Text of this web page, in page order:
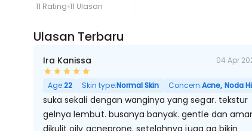
11 Rating 11 Ulasan
Ulasan Terbaru
Ira Kanissa 04 Apr
Age:22 Skin type:Normal Skin Concern:Acne, Noda
suka sekali dengan wanginya yang segar. tekstur
gelnya lembut. busanya banyak. gentle dan
dikulit oily acneprone. setelahnya juga ga bikin